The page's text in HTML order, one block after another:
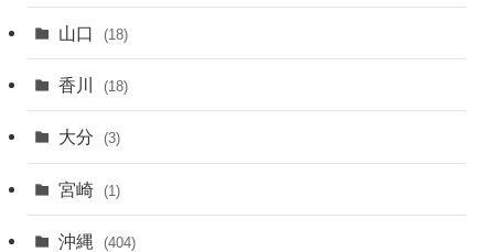
山口 (18)
香川 (18)
大分 (3)
宮崎 (1)
沖縄 (404)